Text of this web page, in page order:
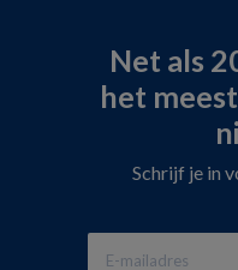
Net als
het
Schrijf je in